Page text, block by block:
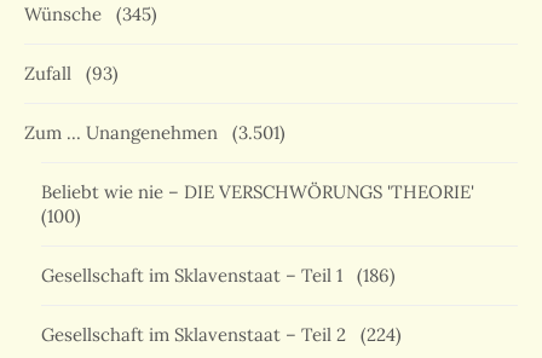
Wünsche (345)
Zufall (93)
Zum … Unangenehmen (3.501)
Beliebt wie nie – DIE VERSCHWÖRUNGS 'THEORIE'
(100)
Gesellschaft im Sklavenstaat – Teil 1 (186)
Gesellschaft im Sklavenstaat – Teil 2 (224)